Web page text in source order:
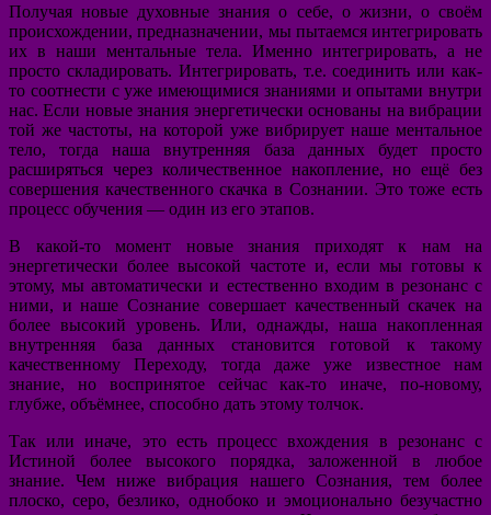
Получая новые духовные знания о себе, о жизни, о своём
происхождении, предназначении, мы пытаемся интегрировать
их в наши ментальные тела. Именно интегрировать, а не
просто складировать. Интегрировать, т.е. соединить или как-
то соотнести с уже имеющимися знаниями и опытами внутри
нас. Если новые знания энергетически основаны на вибрации
той же частоты, на которой уже вибрирует наше ментальное
тело, тогда наша внутренняя база данных будет просто
расширяться через количественное накопление, но ещё без
совершения качественного скачка в Сознании. Это тоже есть
процесс обучения — один из его этапов.
В какой-то момент новые знания приходят к нам на
энергетически более высокой частоте и, если мы готовы к
этому, мы автоматически и естественно входим в резонанс с
ними, и наше Сознание совершает качественный скачек на
более высокий уровень. Или, однажды, наша накопленная
внутренняя база данных становится готовой к такому
качественному Переходу, тогда даже уже известное нам
знание, но воспринятое сейчас как-то иначе, по-новому,
глубже, объёмнее, способно дать этому толчок.
Так или иначе, это есть процесс вхождения в резонанс с
Истиной более высокого порядка, заложенной в любое
знание. Чем ниже вибрация нашего Сознания, тем более
плоско, серо, безлико, однобоко и эмоционально безучастно